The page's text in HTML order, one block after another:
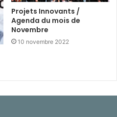
Projets Innovants /
Agenda du mois de
Novembre
10 novembre 2022